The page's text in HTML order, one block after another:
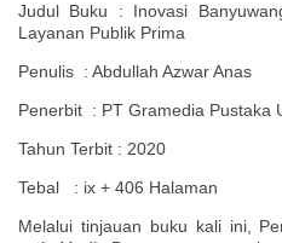
Judul Buku : Inovasi
Layanan Publik Prima
Penulis : Abdullah Azwar Anas
Penerbit : PT Gramedia Pustaka
Tahun Terbit : 2020
Tebal : ix + 406 Halaman
Melalui tinjauan buku kali ini,